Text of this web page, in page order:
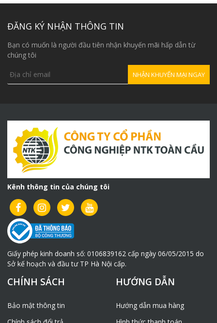
ĐĂNG KÝ NHẬN THÔNG TIN
Bạn có muốn là người đầu tiên nhận khuyến mãi hấp dẫn từ
chúng tôi
Kênh thông tin của chúng tôi
Giấy phép kinh doanh số: 0106839162 cấp ngày 06/05/2015 do
Sở kế hoạch và đầu tư TP Hà Nội cấp.
CHÍNH SÁCH
Bảo mật thông tin
HƯỚNG DẪN
Hướng dẫn mua hàng